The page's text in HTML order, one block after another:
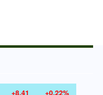
+8.41 +0.22%